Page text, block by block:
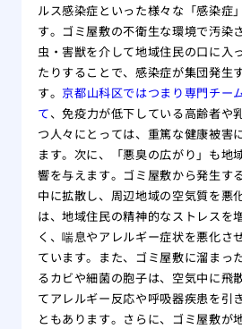
ルス感染症といった様々な「感染症
す。ゴミ屋敷の不衛生な環境で汚染
虫・害獣を介して地域住民の口に入
たりすることで、感染症が集団発生
す。 京都山科区ではつまり専門チー
て、免疫力が低下している高齢者や
つ人々にとっては、重篤な健康被害
ます。次に、「悪臭の広がり」も地
響を与えます。ゴミ屋敷から発生す
中に拡散し、周辺地域の空気質を悪
は、地域住民の精神的なストレスを
く、喘息やアレルギー症状を悪化さ
ています。また、ゴミ屋敷に溜まっ
るカビや細菌の胞子は、空気中に飛
てアレルギー反応や呼吸器疾患を引
ともあります。さらに、ゴミ屋敷が